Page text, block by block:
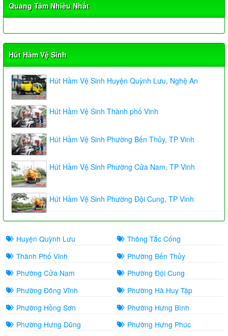
Quang Tâm Nhiều Nhất
Hút Hầm Vệ Sinh
Hút Hầm Vệ Sinh Huyện Quỳnh Lưu, Nghệ An
Hút Hầm Vệ Sinh Thành phố Vinh
Hút Hầm Vệ Sinh Phường Bến Thủy, TP Vinh
Hút Hầm Vệ Sinh Phường Cửa Nam, TP Vinh
Hút Hầm Vệ Sinh Phường Đội Cung, TP Vinh
Huyện Quỳnh Lưu
Thông Tắc Cống
Thành Phố Vinh
Phường Bến Thủy
Phường Cửa Nam
Phường Đội Cung
Phường Đông Vĩnh
Phường Hà Huy Tập
Phường Hồng Sơn
Phường Hưng Bình
Phường Hưng Dũng
Phường Hưng Phúc